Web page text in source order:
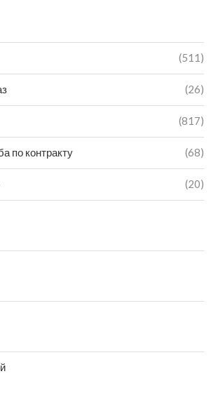
(511)
(26)
(817)
по контракту (68)
(20)